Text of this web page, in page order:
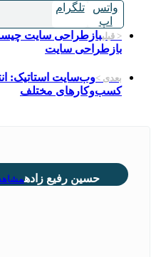
واتس
اپ
تلگرام
< قبلی
بازطراحی سایت
بعدی >وب‌سایت استاتیک:
کسب‌وکارهای مختلف
حسین رفیع زاده